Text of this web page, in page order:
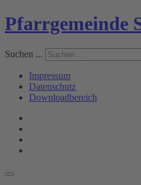
Pfarrgemeinde
Suchen ...
Impressum
Datenschutz
Downloadbereich